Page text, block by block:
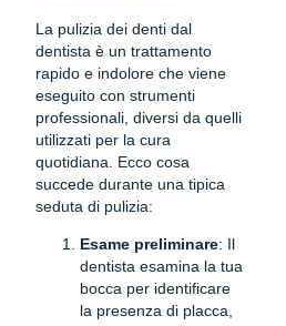
La pulizia dei denti dal
dentista è un trattamento
rapido e indolore che viene
eseguito con strumenti
professionali, diversi da quelli
utilizzati per la cura
quotidiana. Ecco cosa
succede durante una tipica
seduta di pulizia:
Esame preliminare: Il
dentista esamina la tua
bocca per identificare
la presenza di placca,